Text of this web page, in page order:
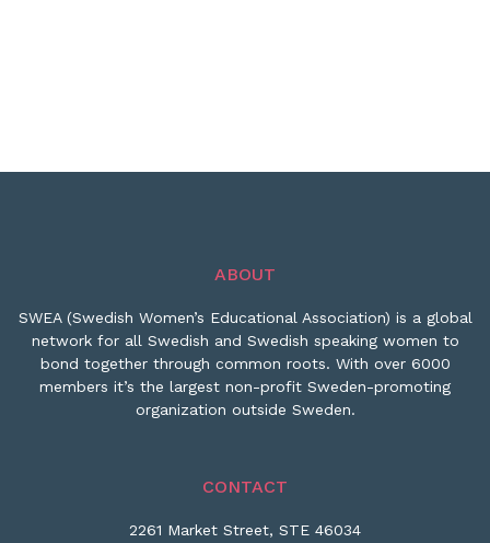
ABOUT
SWEA (Swedish Women’s Educational Association) is a global
network for all Swedish and Swedish speaking women to
bond together through common roots. With over 6000
members it’s the largest non-profit Sweden-promoting
organization outside Sweden.
CONTACT
2261 Market Street, STE 46034